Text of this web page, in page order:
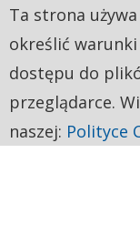
Ta strona
określić
dostępu do
przeglądarce.
naszej: Polityce